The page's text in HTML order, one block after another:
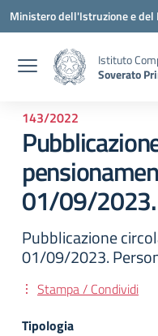
Vai ai contenuti
Vai al menu di navigazione
Vai al footer
Ministero dell'Istruzione e del
Istituto
Soverato
143/2022
01/09/2023.
Pubblicazione
01/09/2023.
Stampa / Condividi
Tipologia